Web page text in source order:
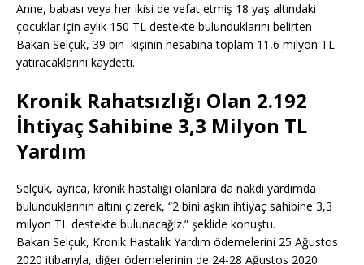
Anne, babası veya her ikisi de vefat etmiş 18 yaş altındaki
çocuklar için aylık 150 TL destekte bulunduklarını belirten
Bakan Selçuk, 39 bin kişinin hesabına toplam 11,6 milyon TL
yatıracaklarını kaydetti.
Kronik Rahatsızlığı Olan 2.192
İhtiyaç Sahibine 3,3 Milyon TL
Yardım
Selçuk, ayrıca, kronik hastalığı olanlara da nakdi yardımda
bulunduklarının altını çizerek, “2 bini aşkın ihtiyaç sahibine 3,3
milyon TL destekte bulunacağız.” şeklide konuştu.
Bakan Selçuk, Kronik Hastalık Yardım ödemelerini 25 Ağustos
2020 itibarıyla, diğer ödemelerinin de 24-28 Ağustos 2020